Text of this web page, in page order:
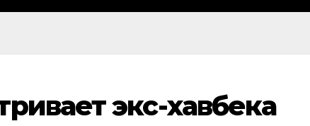
экс-хавбека